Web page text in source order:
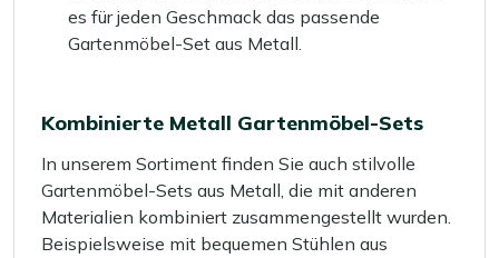
es für jeden Geschmack das passende
Gartenmöbel-Set aus Metall.
Kombinierte Metall Gartenmöbel-Sets
In unserem Sortiment finden Sie auch stilvolle
Gartenmöbel-Sets aus Metall, die mit anderen
Materialien kombiniert zusammengestellt wurden.
Beispielsweise mit bequemen Stühlen aus